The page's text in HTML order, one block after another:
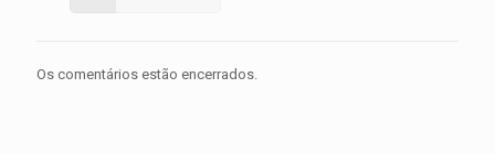
Os comentários estão encerrados.